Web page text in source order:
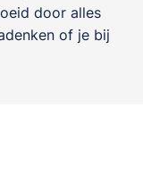
door alles
of je bij